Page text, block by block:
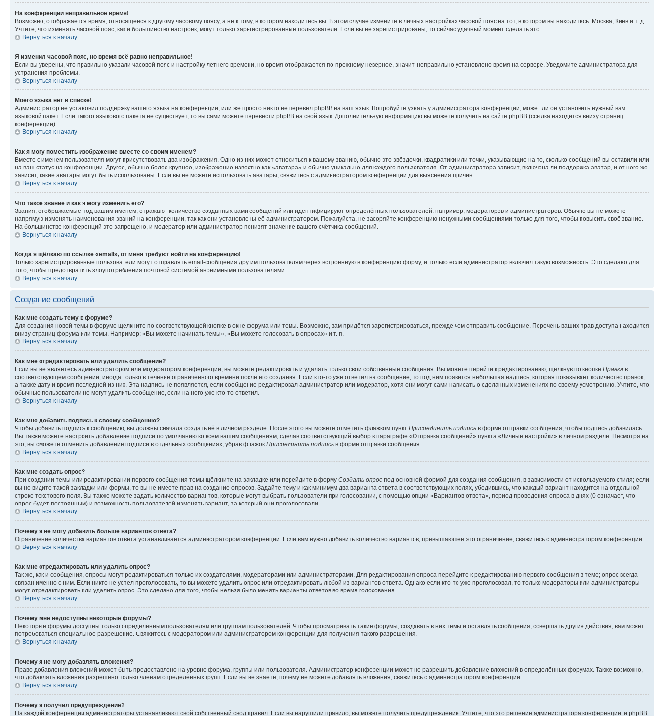
На конференции неправильное время!
Возможно, отображается время, относящееся к другому часовому поясу, а не к тому, в котором находитесь вы. В этом случае измените в личных настройках часовой пояс на тот, в котором вы находитесь: Москва, Киев и т. д.
Учтите, что изменять часовой пояс, как и большинство настроек, могут только зарегистрированные пользователи. Если вы не зарегистрированы, то сейчас удачный момент сделать это.
Вернуться к началу
Я изменил часовой пояс, но время всё равно неправильное!
Если вы уверены, что правильно указали часовой пояс и настройку летнего времени, но время отображается по-прежнему неверное, значит, неправильно установлено время на сервере. Уведомите администратора для
устранения проблемы.
Вернуться к началу
Моего языка нет в списке!
Администратор не установил поддержку вашего языка на конференции, или же просто никто не перевёл phpBB на ваш язык. Попробуйте узнать у администратора конференции, может ли он установить нужный вам
языковой пакет. Если такого языкового пакета не существует, то вы сами можете перевести phpBB на свой язык. Дополнительную информацию вы можете получить на сайте phpBB (ссылка находится внизу страниц
конференции).
Вернуться к началу
Как я могу поместить изображение вместе со своим именем?
Вместе с именем пользователя могут присутствовать два изображения. Одно из них может относиться к вашему званию, обычно это звёздочки, квадратики или точки, указывающие на то, сколько сообщений вы оставили или
на ваш статус на конференции. Другое, обычно более крупное, изображение известно как «аватара» и обычно уникально для каждого пользователя. От администратора зависит, включена ли поддержка аватар, и от него же
зависит, какие аватары могут быть использованы. Если вы не можете использовать аватары, свяжитесь с администратором конференции для выяснения причин.
Вернуться к началу
Что такое звание и как я могу изменить его?
Звания, отображаемые под вашим именем, отражают количество созданных вами сообщений или идентифицируют определённых пользователей: например, модераторов и администраторов. Обычно вы не можете
напрямую изменять наименования званий на конференции, так как они установлены её администратором. Пожалуйста, не засоряйте конференцию ненужными сообщениями только для того, чтобы повысить своё звание.
На большинстве конференций это запрещено, и модератор или администратор понизят значение вашего счётчика сообщений.
Вернуться к началу
Когда я щёлкаю по ссылке «email», от меня требуют войти на конференцию!
Только зарегистрированные пользователи могут отправлять email-сообщения другим пользователям через встроенную в конференцию форму, и только если администратор включил такую возможность. Это сделано для
того, чтобы предотвратить злоупотребления почтовой системой анонимными пользователями.
Вернуться к началу
Создание сообщений
Как мне создать тему в форуме?
Для создания новой темы в форуме щёлкните по соответствующей кнопке в окне форума или темы. Возможно, вам придётся зарегистрироваться, прежде чем отправить сообщение. Перечень ваших прав доступа находится
внизу страниц форума или темы. Например: «Вы можете начинать темы», «Вы можете голосовать в опросах» и т. п.
Вернуться к началу
Как мне отредактировать или удалить сообщение?
Если вы не являетесь администратором или модератором конференции, вы можете редактировать и удалять только свои собственные сообщения. Вы можете перейти к редактированию, щёлкнув по кнопке Правка в
соответствующем сообщении, иногда только в течение ограниченного времени после его создания. Если кто-то уже ответил на сообщение, то под ним появится небольшая надпись, которая показывает количество правок,
а также дату и время последней из них. Эта надпись не появляется, если сообщение редактировал администратор или модератор, хотя они могут сами написать о сделанных изменениях по своему усмотрению. Учтите, что
обычные пользователи не могут удалить сообщение, если на него уже кто-то ответил.
Вернуться к началу
Как мне добавить подпись к своему сообщению?
Чтобы добавить подпись к сообщению, вы должны сначала создать её в личном разделе. После этого вы можете отметить флажком пункт Присоединить подпись в форме отправки сообщения, чтобы подпись добавилась.
Вы также можете настроить добавление подписи по умолчанию ко всем вашим сообщениям, сделав соответствующий выбор в параграфе «Отправка сообщений» пункта «Личные настройки» в личном разделе. Несмотря на
это, вы сможете отменить добавление подписи в отдельных сообщениях, убрав флажок Присоединить подпись в форме отправки сообщения.
Вернуться к началу
Как мне создать опрос?
При создании темы или редактировании первого сообщения темы щёлкните на закладке или перейдите в форму Создать опрос под основной формой для создания сообщения, в зависимости от используемого стиля; если
вы не видите такой закладки или формы, то вы не имеете прав на создание опросов. Задайте тему и как минимум два варианта ответа в соответствующих полях, убедившись, что каждый вариант находится на отдельной
строке текстового поля. Вы также можете задать количество вариантов, которые могут выбрать пользователи при голосовании, с помощью опции «Вариантов ответа», период проведения опроса в днях (0 означает, что
опрос будет постоянным) и возможность пользователей изменять вариант, за который они проголосовали.
Вернуться к началу
Почему я не могу добавить больше вариантов ответа?
Ограничение количества вариантов ответа устанавливается администратором конференции. Если вам нужно добавить количество вариантов, превышающее это ограничение, свяжитесь с администратором конференции.
Вернуться к началу
Как мне отредактировать или удалить опрос?
Так же, как и сообщения, опросы могут редактироваться только их создателями, модераторами или администраторами. Для редактирования опроса перейдите к редактированию первого сообщения в теме; опрос всегда
связан именно с ним. Если никто не успел проголосовать, то вы можете удалить опрос или отредактировать любой из вариантов ответа. Однако если кто-то уже проголосовал, то только модераторы или администраторы
могут отредактировать или удалить опрос. Это сделано для того, чтобы нельзя было менять варианты ответов во время голосования.
Вернуться к началу
Почему мне недоступны некоторые форумы?
Некоторые форумы доступны только определённым пользователям или группам пользователей. Чтобы просматривать такие форумы, создавать в них темы и оставлять сообщения, совершать другие действия, вам может
потребоваться специальное разрешение. Свяжитесь с модератором или администратором конференции для получения такого разрешения.
Вернуться к началу
Почему я не могу добавлять вложения?
Право добавления вложений может быть предоставлено на уровне форума, группы или пользователя. Администратор конференции может не разрешить добавление вложений в определённых форумах. Также возможно,
что добавлять вложения разрешено только членам определённых групп. Если вы не знаете, почему не можете добавлять вложения, свяжитесь с администратором конференции.
Вернуться к началу
Почему я получил предупреждение?
На каждой конференции администраторы устанавливают свой собственный свод правил. Если вы нарушили правило, вы можете получить предупреждение. Учтите, что это решение администратора конференции, и phpBB